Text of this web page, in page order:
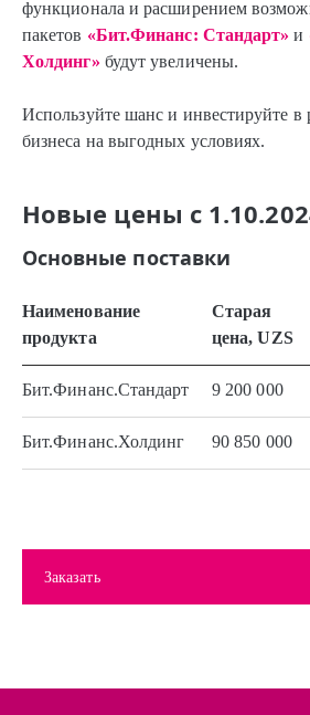
функционала и расширением
пакетов «Бит.Финанс: Стандарт» и
Холдинг» будут увеличены.
Используйте шанс и инвестируйте в
бизнеса на выгодных условиях.
Новые цены с
Основные поставки
Наименование
продукта
Старая
цена, UZS
Бит.Финанс.Стандарт 9 200 000
Бит.Финанс.Холдинг 90 850 000
Заказать